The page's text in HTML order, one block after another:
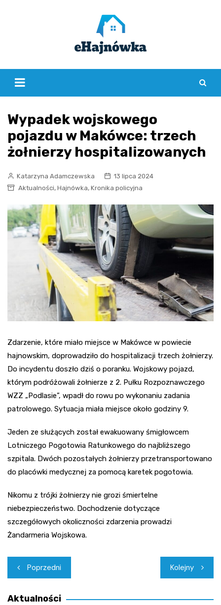
Wypadek wojskowego
pojazdu w Makówce: trzech
żołnierzy hospitalizowanych
Katarzyna Adamczewska
13 lipca 2024
Aktualności, Hajnówka, Kronika policyjna
Zdarzenie, które miało miejsce w Makówce w powiecie
hajnowskim, doprowadziło do hospitalizacji trzech żołnierzy.
Do incydentu doszło dziś o poranku. Wojskowy pojazd,
którym podróżowali żołnierze z 2. Pułku Rozpoznawczego
WZZ „Podlasie”, wpadł do rowu po wykonaniu zadania
patrolowego. Sytuacja miała miejsce około godziny 9.
Jeden ze służących został ewakuowany śmigłowcem
Lotniczego Pogotowia Ratunkowego do najbliższego
szpitala. Dwóch pozostałych żołnierzy przetransportowano
do placówki medycznej za pomocą karetek pogotowia.
Nikomu z trójki żołnierzy nie grozi śmiertelne
niebezpieczeństwo. Dochodzenie dotyczące
szczegółowych okoliczności zdarzenia prowadzi
Żandarmeria Wojskowa.
Nawigacja
wpisu
Poprzedni Kolejny
Aktualności